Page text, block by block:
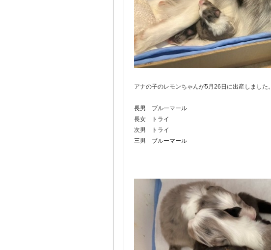
アナの子のレモンちゃんが5月26日に出産しました。
長男 ブルーマール
長女 トライ
次男 トライ
三男 ブルーマール